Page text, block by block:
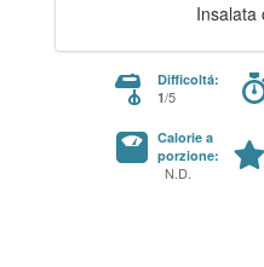
Insalata
Difficoltá:
1/5
Calorie a
porzione:
N.D.